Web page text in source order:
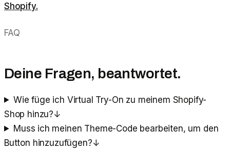
Shopify.
FAQ
Deine Fragen, beantwortet.
Wie füge ich Virtual Try-On zu meinem Shopify-
Shop hinzu?↓
Muss ich meinen Theme-Code bearbeiten, um den
Button hinzuzufügen?↓